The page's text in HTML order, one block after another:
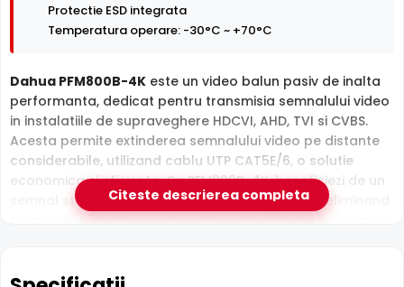
Protectie ESD integrata
Temperatura operare: -30°C ~ +70°C
Dahua PFM800B-4K este un video balun pasiv de inalta
performanta, dedicat pentru transmisia semnalului video
in instalatiile de supraveghere HDCVI, AHD, TVI si CVBS.
Acesta permite extinderea semnalului video pe distante
considerabile, utilizand cablu UTP CAT5E/6, o solutie
economica si eficienta. Cu PFM800B-4K, beneficiezi de un
semnal stabil si clar, chiar si pentru rezolutii 4K, eliminand
nevoia de alimentare separata si simplificand instalarea.
Tip produs:
Video balun pasiv 1 canal
Citeste descrierea completa